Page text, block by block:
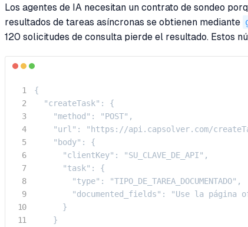
Los agentes de IA necesitan un contrato de sondeo
resultados de tareas asíncronas se obtienen mediante
120 solicitudes de consulta pierde el resultado. Estos
{
  "createTask": {
    "method": "POST",
"url": "https://api.capsolver.com/
    "body": {
      "clientKey": "SU_CLAVE_DE_API",
      "task": {
        "type": "TIPO_DE_TAREA_DOCUMENTADO",
"documented_fields": "Use la página
      }
    }